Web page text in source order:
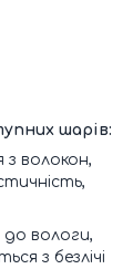
шарів:
з волокон,
до вологи,
з безлічі